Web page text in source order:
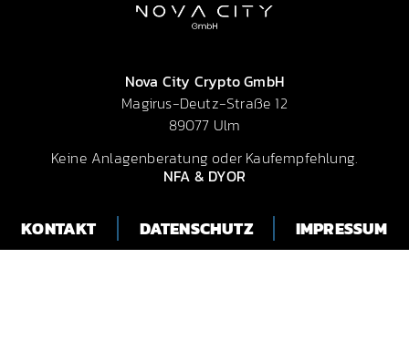
Nova City Crypto GmbH
Magirus-Deutz-Straße 12
89077 Ulm
Keine Anlagenberatung oder Kaufempfehlung.
NFA & DYOR
KONTAKT DATENSCHUTZ IMPRESSUM